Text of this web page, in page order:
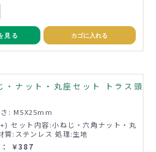
見る カゴに入れる
ナット・丸座セット トラス頭
: M5X25mm
セット内容:小ねじ・六角ナット・丸
質:ステンレス 処理:生地
￥387